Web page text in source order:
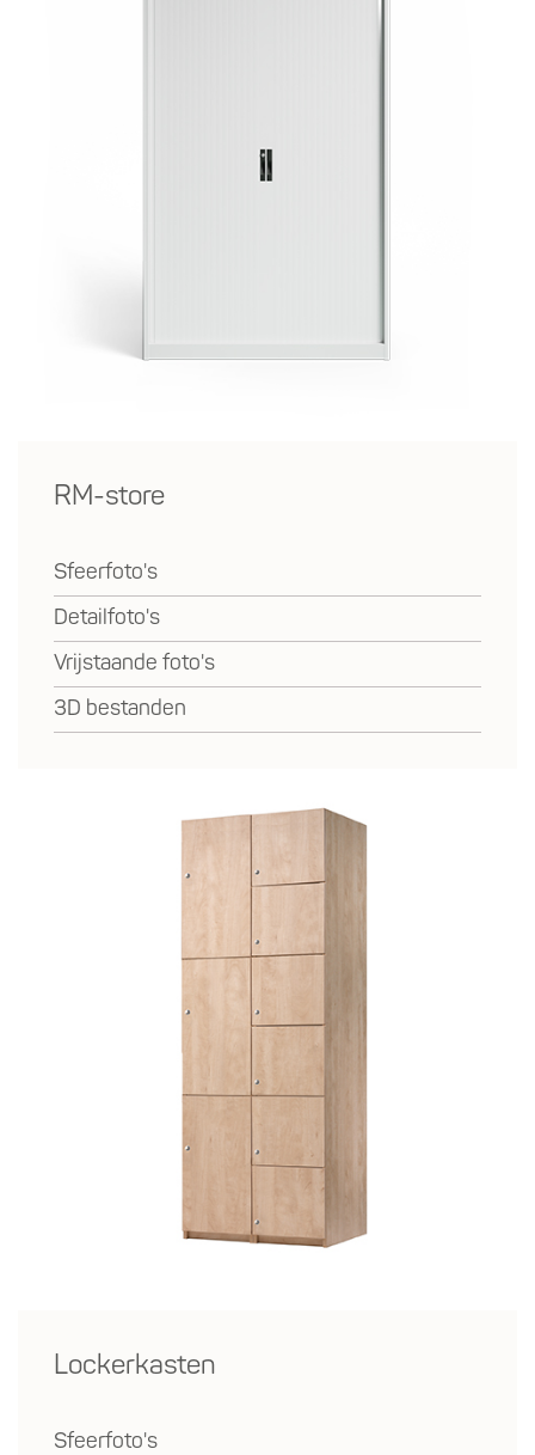
RM-store
Sfeerfoto's
Detailfoto's
Vrijstaande foto's
3D bestanden
Lockerkasten
Sfeerfoto's